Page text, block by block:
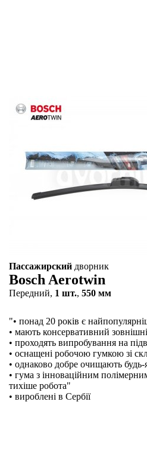
Пассажирский дворник
Bosch Aerotwin
Передний, 1 шт., 550 мм
"• понад 20 років є
• мають консервативний
• проходять випробування на
• оснащені робочою гумкою зі
• однаково добре очищають будь-
• гума з інноваційним
тихіше робота"
• вироблені в Сербії